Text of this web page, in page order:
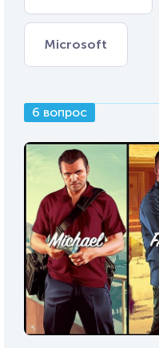
Microsoft
6 вопрос